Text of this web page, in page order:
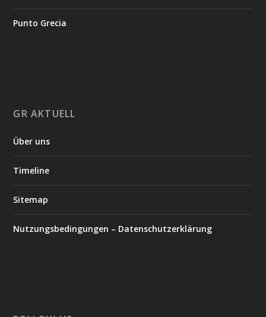
Punto Grecia
GR AKTUELL
Über uns
Timeline
Sitemap
Nutzungsbedingungen – Datenschutzerklärung